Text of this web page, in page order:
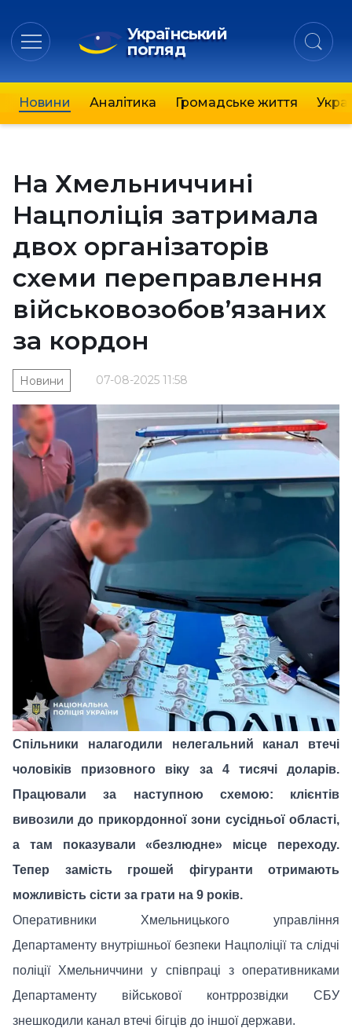
Український
погляд
Новини Аналітика Громадське життя
На Хмельниччині
Нацполіція затримала
двох організаторів
схеми переправлення
військовозобов’язаних
за кордон
07-08-2025 11:58
Новини
Спільники налагодили нелегальний канал втечі
чоловіків призовного віку за 4 тисячі доларів.
Працювали за наступною схемою: клієнтів
вивозили до прикордонної зони сусідньої області,
а там показували «безлюдне» місце переходу.
Тепер замість грошей фігуранти отримають
можливість сісти за грати на 9 років.
Оперативники Хмельницького управління
Департаменту внутрішньої безпеки Нацполіції та слідчі
поліції Хмельниччини у співпраці з оперативниками
Департаменту військової контррозвідки СБУ
знешкодили канал втечі бігців до іншої держави.